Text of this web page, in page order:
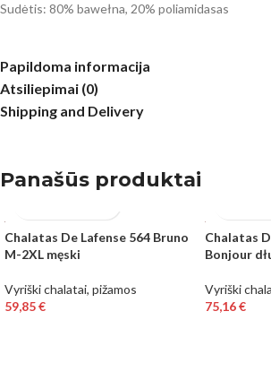
Sudėtis: 80% bawełna, 20% poliamidasas
Papildoma informacija
Atsiliepimai (0)
Shipping and Delivery
Panašūs produktai
Chalatas De Lafense 564 Bruno
M-2XL męski
Vyriški chalatai, pižamos
59,85€
Chalatas
Bonjour
Vyriški
75,16€